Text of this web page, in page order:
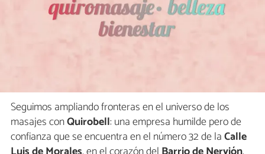
Seguimos ampliando fronteras en el universo de los
masajes conQuirobell: una empresa humilde pero de
confianza que se encuentra en el número 32 de laCalle